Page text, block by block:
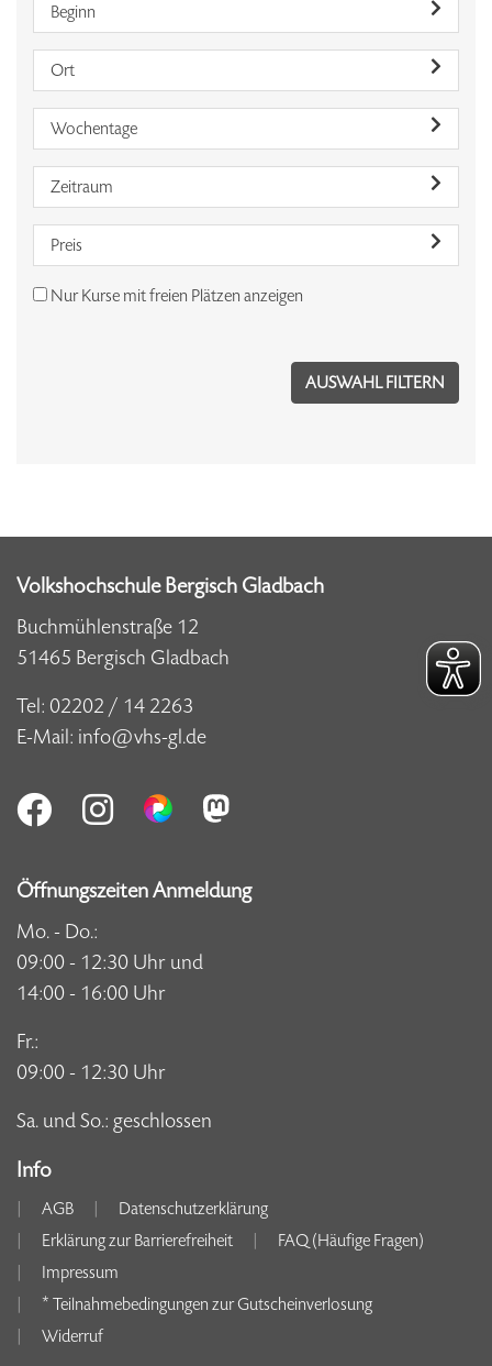
Beginn
Ort
Wochentage
Zeitraum
Preis
Nur Kurse mit freien Plätzen anzeigen
Volkshochschule Bergisch Gladbach
Buchmühlenstraße 12
51465 Bergisch Gladbach
Tel: 02202 / 14 2263
E-Mail: info@vhs-gl.de
Öffnungszeiten Anmeldung
Mo. - Do.:
09:00 - 12:30 Uhr und
14:00 - 16:00 Uhr
Fr.:
09:00 - 12:30 Uhr
Sa. und So.: geschlossen
Info
AGB
Datenschutzerklärung
Erklärung zur Barrierefreiheit
FAQ (Häufige Fragen)
Impressum
* Teilnahmebedingungen zur Gutscheinverlosung
Widerruf